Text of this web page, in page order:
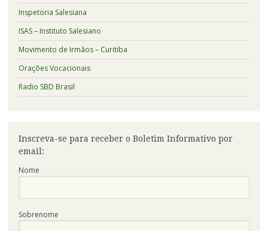
Inspetoria Salesiana
ISAS – Instituto Salesiano
Movimento de Irmãos – Curitiba
Orações Vocacionais
Radio SBD Brasil
Inscreva-se para receber o Boletim Informativo por
email:
Nome
Sobrenome